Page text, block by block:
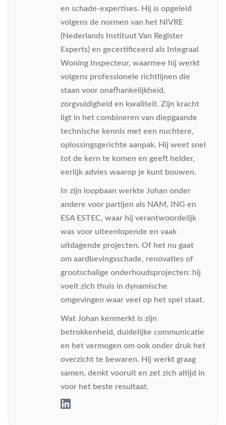
en schade-expertises. Hij is opgeleid
volgens de normen van het NIVRE
(Nederlands Instituut Van Register
Experts) en gecertificeerd als Integraal
Woning Inspecteur, waarmee hij werkt
volgens professionele richtlijnen die
staan voor onafhankelijkheid,
zorgvuldigheid en kwaliteit. Zijn kracht
ligt in het combineren van diepgaande
technische kennis met een nuchtere,
oplossingsgerichte aanpak. Hij weet snel
tot de kern te komen en geeft helder,
eerlijk advies waarop je kunt bouwen.
In zijn loopbaan werkte Johan onder
andere voor partijen als NAM, ING en
ESA ESTEC, waar hij verantwoordelijk
was voor uiteenlopende en vaak
uitdagende projecten. Of het nu gaat
om aardbevingsschade, renovaties of
grootschalige onderhoudsprojecten: hij
voelt zich thuis in dynamische
omgevingen waar veel op het spel staat.
Wat Johan kenmerkt is zijn
betrokkenheid, duidelijke communicatie
en het vermogen om ook onder druk het
overzicht te bewaren. Hij werkt graag
samen, denkt vooruit en zet zich altijd in
voor het beste resultaat.